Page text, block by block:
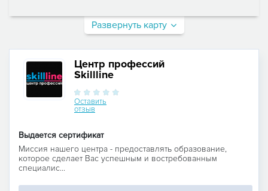
Развернуть карту
Центр профессий
Skillline
Оставить
отзыв
Выдается сертификат
Миссия нашего центра - предоставлять образование,
которое сделает Вас успешным и востребованным
специалис...